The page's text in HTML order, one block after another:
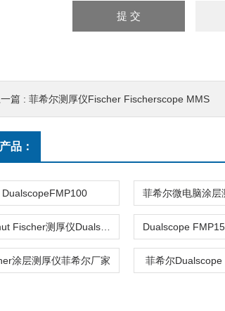
一篇 : 菲希尔测厚仪Fischer Fischerscope MMS
品：
DualscopeFMP100
涂层测厚仪菲希尔厂家 菲希尔